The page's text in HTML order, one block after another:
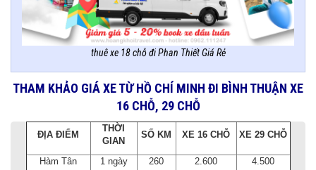
thuê xe 18 chỗ đi Phan Thiết Giá Rẻ
THAM KHẢO GIÁ XE TỪ HỒ CHÍ MINH ĐI BÌNH THUẬN XE
16 CHỖ, 29 CHỖ
ĐỊA ĐIỂM
THỜI
GIAN
SỐ KM XE 16 CHỖ XE 29 CHỖ
Hàm Tân 1 ngày 260 2.600
4.500